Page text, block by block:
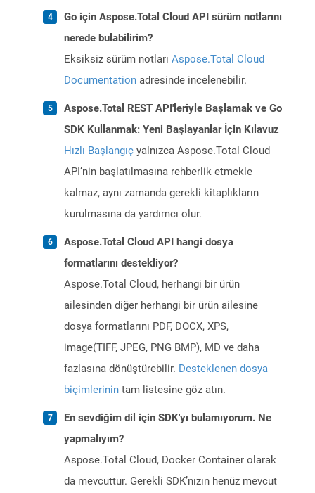
Go için Aspose.Total Cloud API sürüm notlarını
nerede bulabilirim?
Eksiksiz sürüm notları Aspose.Total Cloud
Documentation adresinde incelenebilir.
Aspose.Total REST API'leriyle Başlamak ve Go
SDK Kullanmak: Yeni Başlayanlar İçin Kılavuz
Hızlı Başlangıç yalnızca Aspose.Total Cloud
API’nin başlatılmasına rehberlik etmekle
kalmaz, aynı zamanda gerekli kitaplıkların
kurulmasına da yardımcı olur.
Aspose.Total Cloud API hangi dosya
formatlarını destekliyor?
Aspose.Total Cloud, herhangi bir ürün
ailesinden diğer herhangi bir ürün ailesine
dosya formatlarını PDF, DOCX, XPS,
image(TIFF, JPEG, PNG BMP), MD ve daha
fazlasına dönüştürebilir. Desteklenen dosya
biçimlerinin tam listesine göz atın.
En sevdiğim dil için SDK'yı bulamıyorum. Ne
yapmalıyım?
Aspose.Total Cloud, Docker Container olarak
da mevcuttur. Gerekli SDK’nızın henüz mevcut